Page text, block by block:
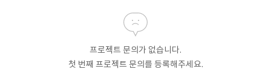
프로젝트 문의가 없습니다.
첫 번째 프로젝트 문의를 등록해주세요.